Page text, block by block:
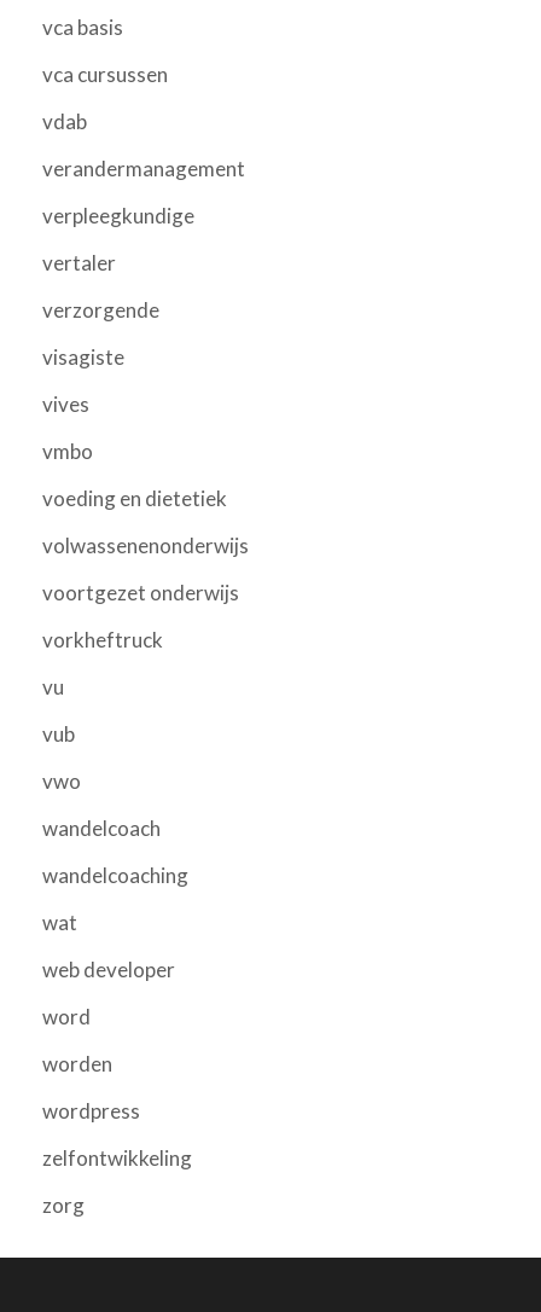
vca basis
vca cursussen
vdab
verandermanagement
verpleegkundige
vertaler
verzorgende
visagiste
vives
vmbo
voeding en dietetiek
volwassenenonderwijs
voortgezet onderwijs
vorkheftruck
vu
vub
vwo
wandelcoach
wandelcoaching
wat
web developer
word
worden
wordpress
zelfontwikkeling
zorg